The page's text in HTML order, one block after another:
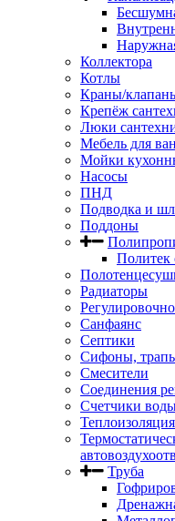
Коллектора
Котлы
Краны/
Крепёж
Люки
Мебель для
Мойки
Насосы
ПНД
Подводка и
Поддоны
Политек
Радиаторы
Санфаянс
Септики
Сифоны,
Смесители
Соединения
Счетчики
Теплоизоляция
Труба